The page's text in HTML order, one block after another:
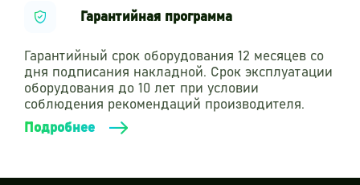
Гарантийная программа
Гарантийный срок оборудования 12 месяцев со
дня подписания накладной. Срок эксплуатации
оборудования до 10 лет при условии
соблюдения рекомендаций производителя.
Подробнее